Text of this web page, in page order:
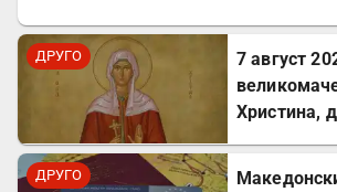
ДРУГО
7 август
Христина,
ДРУГО